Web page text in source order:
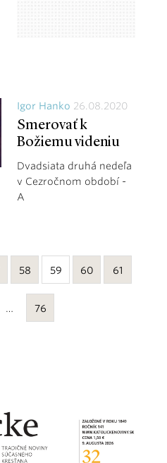
Igor Hanko 26.08.2020
Smerovať k
Božiemu videniu
Dvadsiata druhá nedeľa
v Cezročnom období -
A
58 59 60 61
… 76